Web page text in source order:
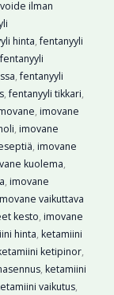
ilman
hinta,fentanyyli
fentanyyli
,fentanyyli
,fentanyyli tikkari,
, imovane
, imovane
, imovane
kuolema,
, imovane
vaikuttava
kesto, imovane
hinta, ketamiini
ketipinor,
, ketamiini
vaikutus,